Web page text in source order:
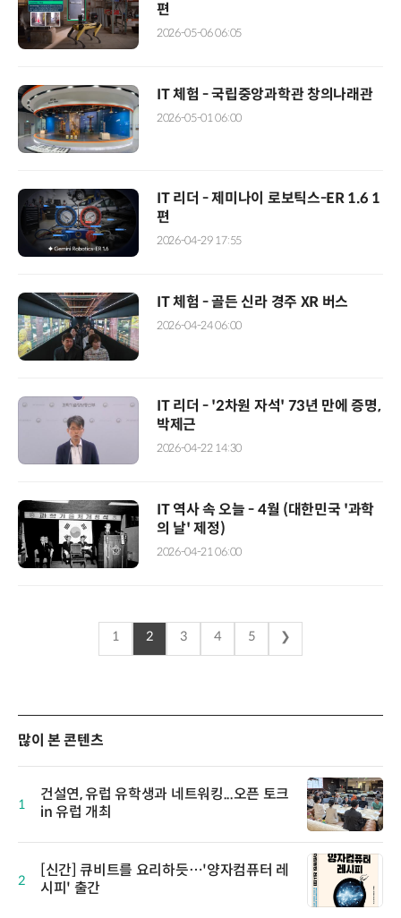
편
2026-05-06 06:05
IT 체험 - 국립중앙과학관 창의나래관
2026-05-01 06:00
IT 리더 - 제미나이 로보틱스-ER 1.6 1
편
2026-04-29 17:55
IT 체험 - 골든 신라 경주 XR 버스
2026-04-24 06:00
IT 리더 - '2차원 자석' 73년 만에 증명,
박제근
2026-04-22 14:30
IT 역사 속 오늘 - 4월 (대한민국 '과학
의 날' 제정)
2026-04-21 06:00
1 2 3 4 5 ❯
많이 본 콘텐츠
1
건설연, 유럽 유학생과 네트워킹...오픈 토크
in 유럽 개최
2
[신간] 큐비트를 요리하듯…'양자컴퓨터 레
시피' 출간